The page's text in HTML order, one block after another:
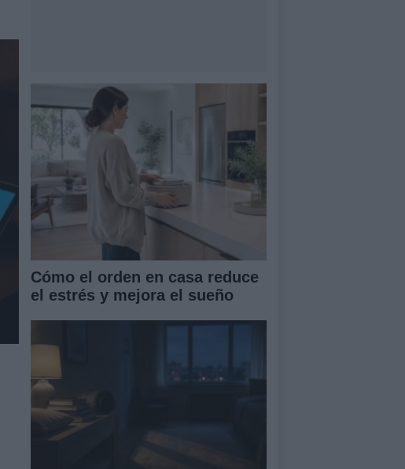
Cómo el orden en casa reduce
el estrés y mejora el sueño